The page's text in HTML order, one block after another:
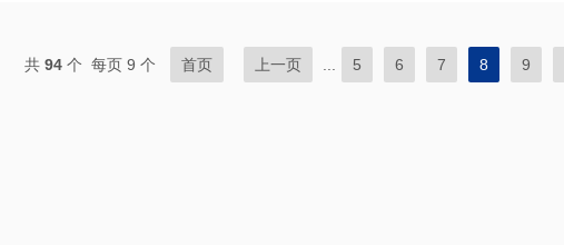
共 94个 每页 9 个 首页 上一页 5 6 7 8 9